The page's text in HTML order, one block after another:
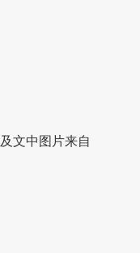
文中图片来自